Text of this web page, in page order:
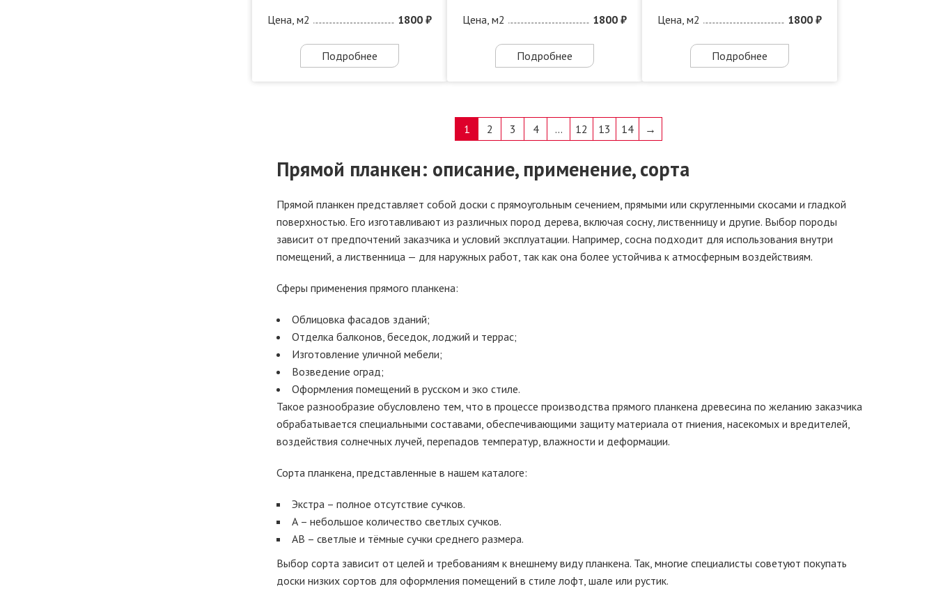
Цена, м2
1800 ₽
Подробнее
Цена, м2
1800 ₽
Подробнее
Цена, м2
1800 ₽
Подробнее
1 2 3 4 … 12 13 14 →
Прямой планкен: описание, применение, сорта
Прямой планкен представляет собой доски с прямоугольным сечением, прямыми или скругленными скосами и гладкой
поверхностью. Его изготавливают из различных пород дерева, включая сосну, лиственницу и другие. Выбор породы
зависит от предпочтений заказчика и условий эксплуатации. Например, сосна подходит для использования внутри
помещений, а лиственница — для наружных работ, так как она более устойчива к атмосферным воздействиям.
Сферы применения прямого планкена:
Облицовка фасадов зданий;
Отделка балконов, беседок, лоджий и террас;
Изготовление уличной мебели;
Возведение оград;
Оформления помещений в русском и эко стиле.
Такое разнообразие обусловлено тем, что в процессе производства прямого планкена древесина по желанию заказчика
обрабатывается специальными составами, обеспечивающими защиту материала от гниения, насекомых и вредителей,
воздействия солнечных лучей, перепадов температур, влажности и деформации.
Сорта планкена, представленные в нашем каталоге:
Экстра – полное отсутствие сучков.
А – небольшое количество светлых сучков.
АВ – светлые и тёмные сучки среднего размера.
Выбор сорта зависит от целей и требованиям к внешнему виду планкена. Так, многие специалисты советуют покупать
доски низких сортов для оформления помещений в стиле лофт, шале или рустик.